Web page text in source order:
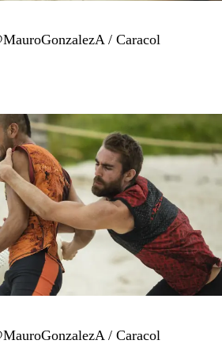
/ Caracol
/ Caracol